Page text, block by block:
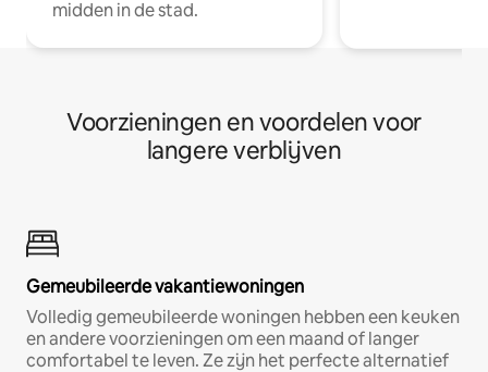
midden in de stad.
Voorzieningen en voordelen voor
langere verblijven
Gemeubileerde vakantiewoningen
Volledig gemeubileerde woningen hebben een keuken
en andere voorzieningen om een maand of langer
comfortabel te leven. Ze zijn het perfecte alternatief